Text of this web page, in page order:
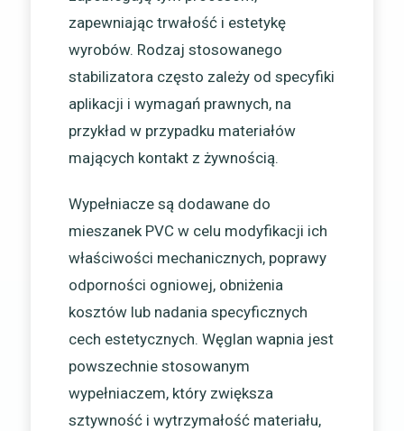
zapewniając trwałość i estetykę
wyrobów. Rodzaj stosowanego
stabilizatora często zależy od specyfiki
aplikacji i wymagań prawnych, na
przykład w przypadku materiałów
mających kontakt z żywnością.
Wypełniacze są dodawane do
mieszanek PVC w celu modyfikacji ich
właściwości mechanicznych, poprawy
odporności ogniowej, obniżenia
kosztów lub nadania specyficznych
cech estetycznych. Węglan wapnia jest
powszechnie stosowanym
wypełniaczem, który zwiększa
sztywność i wytrzymałość materiału,